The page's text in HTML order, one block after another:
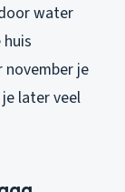
water
je
later veel